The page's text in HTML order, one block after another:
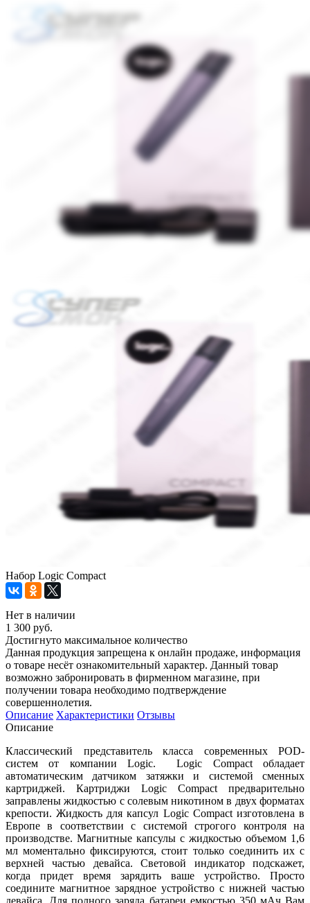
Набор Logic Compact
Нет в наличии
1 300 руб.
Достигнуто максимальное количество
Данная продукция запрещена к онлайн продаже, информация
о товаре несёт ознакомительный характер. Данный товар
возможно забронировать в фирменном магазине, при
получении товара необходимо подтверждение
совершеннолетия.
Описание Характеристики Отзывы
Описание
Классический представитель класса современных POD-
систем от компании Logic. Logic Compact обладает
автоматическим датчиком затяжки и системой сменных
картриджей. Картриджи Logic Compact предварительно
заправлены жидкостью с солевым никотином в двух форматах
крепости. Жидкость для капсул Logic Compact изготовлена в
Европе в соответствии с системой строгого контроля на
производстве. Магнитные капсулы с жидкостью объемом 1,6
мл моментально фиксируются, стоит только соединить их с
верхней частью девайса. Световой индикатор подскажет,
когда придет время зарядить ваше устройство. Просто
соедините магнитное зарядное устройство с нижней частью
девайса. Для полного заряда батареи емкостью 350 мАч Вам